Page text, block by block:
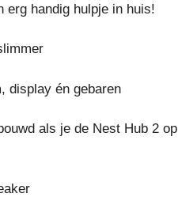
erg handig hulpje in huis!
display én gebaren
als je de Nest Hub 2 op